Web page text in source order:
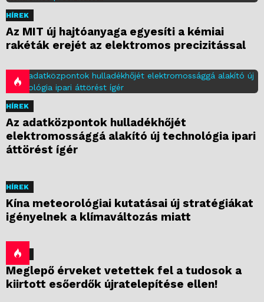
HÍREK
Az MIT új hajtóanyaga egyesíti a kémiai
rakéták erejét az elektromos precizitással
HÍREK
Az adatközpontok hulladékhőjét
elektromossággá alakító új technológia ipari
áttörést ígér
HÍREK
Kína meteorológiai kutatásai új stratégiákat
igényelnek a klímaváltozás miatt
HÍREK
Meglepő érveket vetettek fel a tudosok a
kiirtott esőerdők újratelepítése ellen!